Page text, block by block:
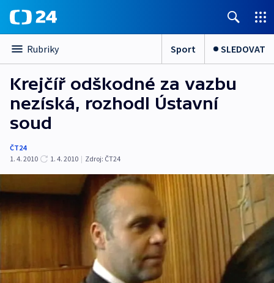
Rubriky Sport SLEDOVAT
Krejčíř odškodné za vazbu
nezíská, rozhodl Ústavní
soud
ČT24
1. 4. 2010
1. 4. 2010 | Zdroj: ČT24